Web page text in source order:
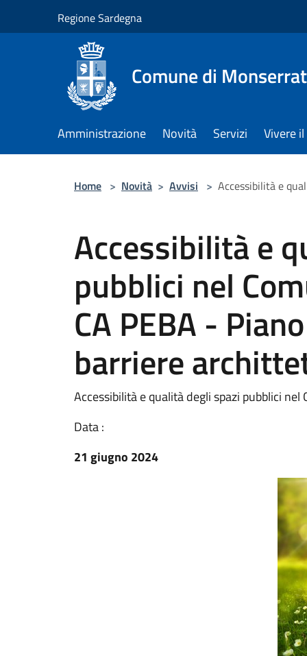
Regione Sardegna
Comune di
Amministrazione Novità Servizi Vivere
Home > Novità > Avvisi > Accessibilità e
Accessibilità e
pubblici nel
CA PEBA -
barriere
Accessibilità e qualità degli spazi pubblici
Data :
21 giugno 2024